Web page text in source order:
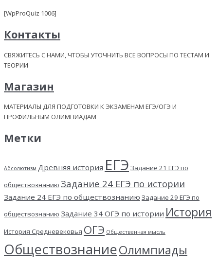
[WpProQuiz 1006]
Контакты
СВЯЖИТЕСЬ С НАМИ, ЧТОБЫ УТОЧНИТЬ ВСЕ ВОПРОСЫ ПО ТЕСТАМ И
ТЕОРИИ
Магазин
МАТЕРИАЛЫ ДЛЯ ПОДГОТОВКИ К ЭКЗАМЕНАМ ЕГЭ/ОГЭ И
ПРОФИЛЬНЫМ ОЛИМПИАДАМ
Метки
Абсолютизм Древняя история ЕГЭ Задание 21 ЕГЭ по
обществознанию Задание 24 ЕГЭ по истории
Задание 24 ЕГЭ по обществознанию Задание 29 ЕГЭ по
обществознанию Задание 34 ОГЭ по истории История
История Средневековья ОГЭ Общественная мысль
ОбществознаниеОлимпиады